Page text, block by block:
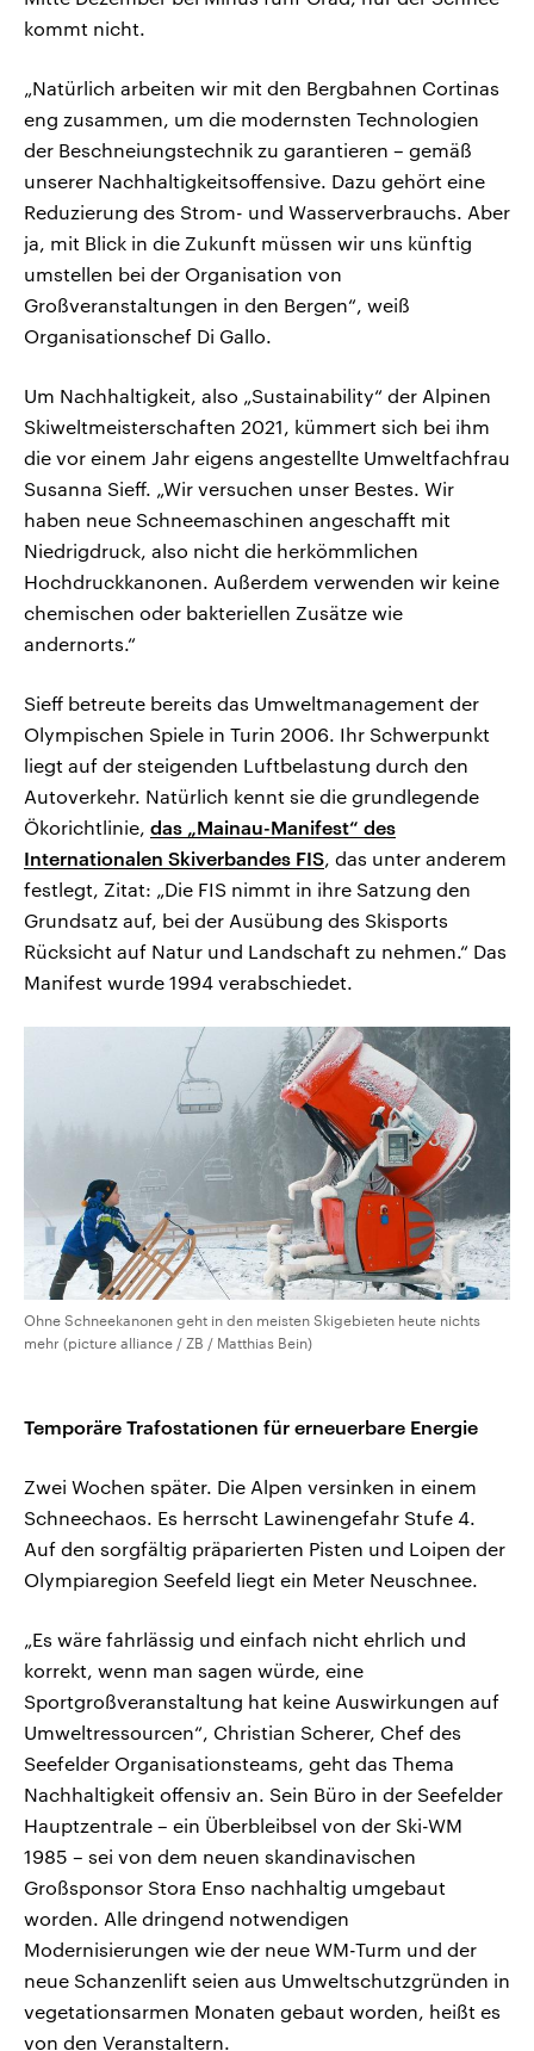
kommt nicht.
„Natürlich arbeiten wir mit den Bergbahnen Cortinas
eng zusammen, um die modernsten Technologien
der Beschneiungstechnik zu garantieren – gemäß
unserer Nachhaltigkeitsoffensive. Dazu gehört eine
Reduzierung des Strom- und Wasserverbrauchs. Aber
ja, mit Blick in die Zukunft müssen wir uns künftig
umstellen bei der Organisation von
Großveranstaltungen in den Bergen“, weiß
Organisationschef Di Gallo.
Um Nachhaltigkeit, also „Sustainability“ der Alpinen
Skiweltmeisterschaften 2021, kümmert sich bei ihm
die vor einem Jahr eigens angestellte Umweltfachfrau
Susanna Sieff. „Wir versuchen unser Bestes. Wir
haben neue Schneemaschinen angeschafft mit
Niedrigdruck, also nicht die herkömmlichen
Hochdruckkanonen. Außerdem verwenden wir keine
chemischen oder bakteriellen Zusätze wie
andernorts.“
Sieff betreute bereits das Umweltmanagement der
Olympischen Spiele in Turin 2006. Ihr Schwerpunkt
liegt auf der steigenden Luftbelastung durch den
Autoverkehr. Natürlich kennt sie die grundlegende
Ökorichtlinie, das „Mainau-Manifest“ des
Internationalen Skiverbandes FIS, das unter anderem
festlegt, Zitat: „Die FIS nimmt in ihre Satzung den
Grundsatz auf, bei der Ausübung des Skisports
Rücksicht auf Natur und Landschaft zu nehmen.“ Das
Manifest wurde 1994 verabschiedet.
Ohne Schneekanonen geht in den meisten Skigebieten heute nichts
mehr (picture alliance / ZB / Matthias Bein)
Temporäre Trafostationen für erneuerbare Energie
Zwei Wochen später. Die Alpen versinken in einem
Schneechaos. Es herrscht Lawinengefahr Stufe 4.
Auf den sorgfältig präparierten Pisten und Loipen der
Olympiaregion Seefeld liegt ein Meter Neuschnee.
„Es wäre fahrlässig und einfach nicht ehrlich und
korrekt, wenn man sagen würde, eine
Sportgroßveranstaltung hat keine Auswirkungen auf
Umweltressourcen“, Christian Scherer, Chef des
Seefelder Organisationsteams, geht das Thema
Nachhaltigkeit offensiv an. Sein Büro in der Seefelder
Hauptzentrale – ein Überbleibsel von der Ski-WM
1985 – sei von dem neuen skandinavischen
Großsponsor Stora Enso nachhaltig umgebaut
worden. Alle dringend notwendigen
Modernisierungen wie der neue WM-Turm und der
neue Schanzenlift seien aus Umweltschutzgründen in
vegetationsarmen Monaten gebaut worden, heißt es
von den Veranstaltern.